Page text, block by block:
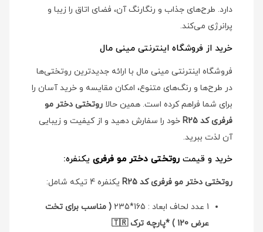
دارد. طرح‌های جذاب و رنگارنگ آن، فضای اتاق را زیبا و
پرانرژی می‌کند.
خرید از فروشگاه اینترنتی مینی مال
فروشگاه اینترنتی مینی مال با ارائه جدیدترین روتختی‌ها
در طرح‌ها و رنگ‌های متنوع، امکان مقایسه و خرید آسان را
برای شما فراهم کرده است. همین حالا روتختی دختر مو
فرفری کد R25
خود را سفارش دهید و از کیفیت و زیبایی
آن لذت ببرید.
خرید و قیمت روتختی دختر مو فرفری یکنفره:
روتختی دختر مو فرفری کد R25 یکنفره 4 تیکه شامل:
1 عدد لحاف ابعاد : 165*235
( مناسب برای تخت
عرض 120 ) *پارچه ترک 🇹🇷